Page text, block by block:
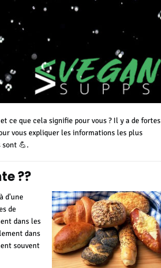
ce que cela signifie pour vous ? Il y a de fortes
vous expliquer les informations les plus
sont 💪.
??
d'une
de
dans les
dans
souvent